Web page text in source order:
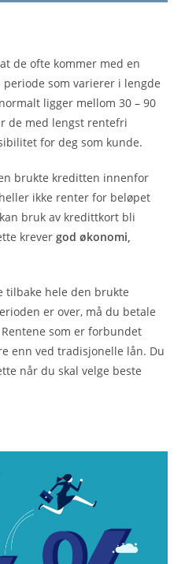
de ofte kommer med en
periode som varierer i lengde
ligger mellom 30 – 90
de med lengst rentefri
for deg som kunde.
brukte kreditten innenfor
ikke renter for beløpet
bruk av kredittkort bli
krevergod økonomi,
tilbake hele den brukte
er over, må du betale
som er forbundet
enn ved tradisjonelle lån. Du
når du skal velge beste